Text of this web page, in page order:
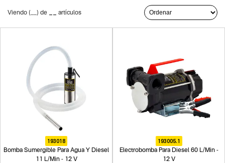
Viendo ( ) de artículos
193018
Bomba Sumergible Para Agua Y Diesel
11 L/Min - 12 V
193005.1
Electrobomba Para Diesel 60 L/Min -
12 V